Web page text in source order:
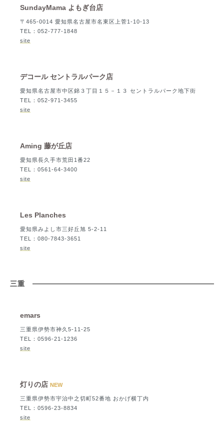
SundayMama よもぎ台店
〒465-0014 愛知県名古屋市名東区上菅1-10-13
TEL：052-777-1848
site
デコール セントラルパーク店
愛知県名古屋市中区錦３丁目１５－１３ セントラルパーク地下街
TEL：052-971-3455
site
Aming 藤が丘店
愛知県長久手市荒田1番22
TEL：0561-64-3400
site
Les Planches
愛知県みよし市三好丘旭 5-2-11
TEL：080-7843-3651
site
三重
emars
三重県伊勢市神久5-11-25
TEL：0596-21-1236
site
灯りの店 NEW
三重県伊勢市宇治中之切町52番地 おかげ横丁内
TEL：0596-23-8834
site